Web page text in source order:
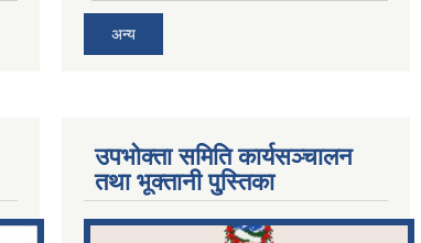
अन्य
उपभोक्ता समिति कार्यसञ्चालन
तथा भूक्तानी पु्स्तिका